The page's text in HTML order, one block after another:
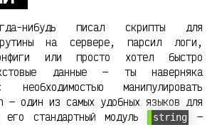
нибудь писал скрипты для
рутины на сервере, парсил логи,
или просто хотел быстро
данные — ты наверняка
манипулировать
— один из самых удобных языков для
стандартный модуль
string
—